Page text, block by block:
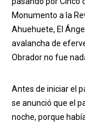
Monumento a la
Ahuehuete, El
avalancha de
Obrador no fue
Antes de iniciar el
se anunció que el
noche, porque